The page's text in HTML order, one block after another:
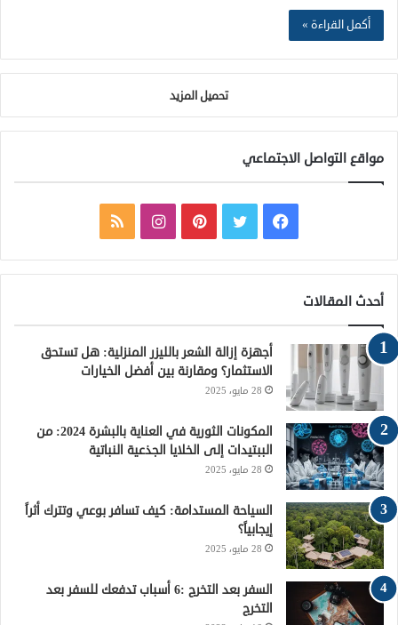
أكمل القراءة »
تحميل المزيد
مواقع التواصل الاجتماعي
ي
ب
و
ك
و
ت
ر
ي
ت
ي
ي
ت
ن
ت
ق
ا
ل
ص
ا
م
ق
أحدث المقالات
أجهزة إزالة الشعر بالليزر المنزلية: هل تستحق
الاستثمار؟ ومقارنة بين أفضل الخيارات
28 مايو، 2025
المكونات الثورية في العناية بالبشرة 2024: من
الببتيدات إلى الخلايا الجذعية النباتية
28 مايو، 2025
السياحة المستدامة: كيف تسافر بوعي وتترك أثراً
إيجابياً؟
28 مايو، 2025
السفر بعد التخرج :6 أسباب تدفعك للسفر بعد
التخرج